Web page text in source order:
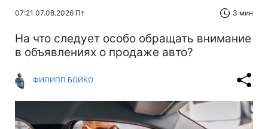
07:21 07.08.2026 Пт 3 мин
На что следует особо обращать внимание
в объявлениях о продаже авто?
ФИЛИПП БОЙКО